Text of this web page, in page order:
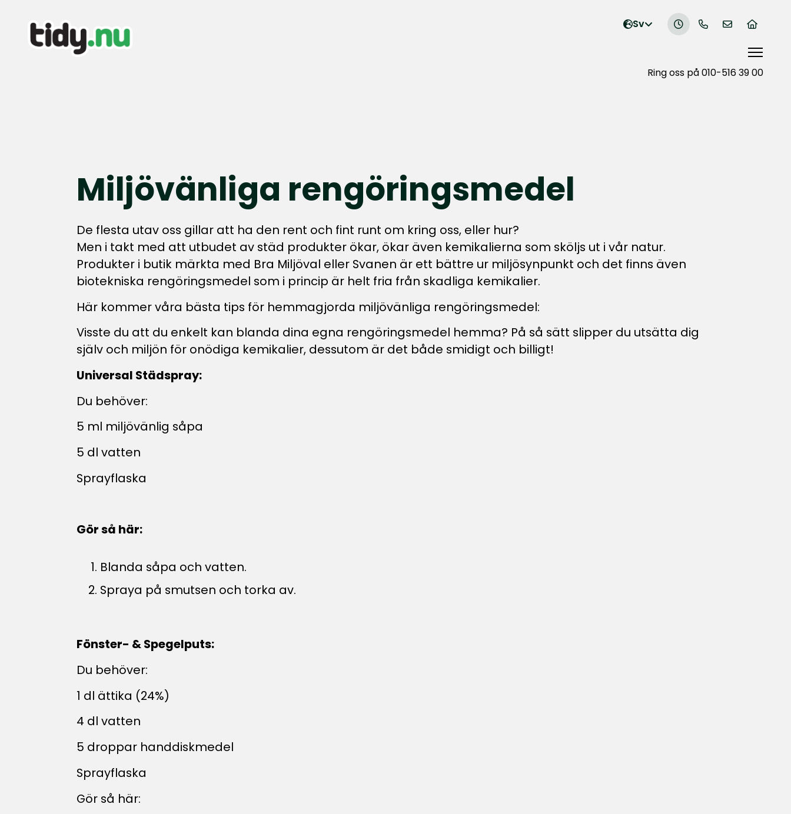
Ring oss på 010-516 39 00
Miljövänliga rengöringsmedel
De flesta utav oss gillar att ha den rent och fint runt om kring oss, eller hur?
Men i takt med att utbudet av städ produkter ökar, ökar även kemikalierna som sköljs ut i vår natur.
Produkter i butik märkta med Bra Miljöval eller Svanen är ett bättre ur miljösynpunkt och det finns även
biotekniska rengöringsmedel som i princip är helt fria från skadliga kemikalier.
Här kommer våra bästa tips för hemmagjorda miljövänliga rengöringsmedel:
Visste du att du enkelt kan blanda dina egna rengöringsmedel hemma? På så sätt slipper du utsätta dig
själv och miljön för onödiga kemikalier, dessutom är det både smidigt och billigt!
Universal Städspray:
Du behöver:
5 ml miljövänlig såpa
5 dl vatten
Sprayflaska
Gör så här:
Blanda såpa och vatten.
Spraya på smutsen och torka av.
Fönster- & Spegelputs:
Du behöver:
1 dl ättika (24%)
4 dl vatten
5 droppar handdiskmedel
Sprayflaska
Gör så här: